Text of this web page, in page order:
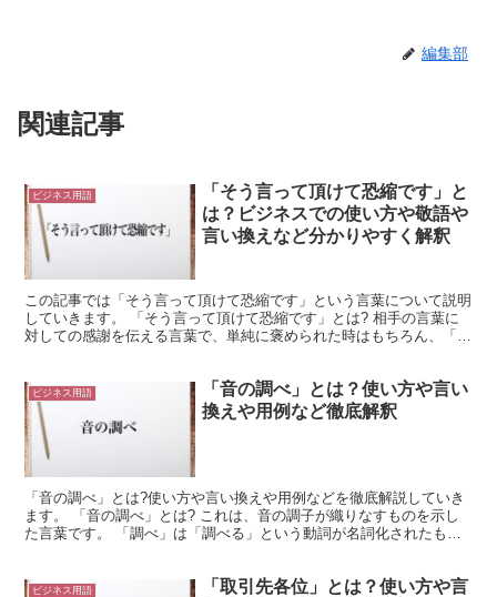
編集部
関連記事
ビジネス用語
「そう言って頂けて恐縮です」と
は？ビジネスでの使い方や敬語や
言い換えなど分かりやすく解釈
この記事では「そう言って頂けて恐縮です」という言葉について説明
していきます。 「そう言って頂けて恐縮です」とは? 相手の言葉に
対しての感謝を伝える言葉で、単純に褒められた時はもちろん、「試
ビジネス用語
「音の調べ」とは？使い方や言い
換えや用例など徹底解釈
「音の調べ」とは?使い方や言い換えや用例などを徹底解説していき
ます。 「音の調べ」とは? これは、音の調子が織りなすものを示し
た言葉です。 「調べ」は「調べる」という動詞が名詞化されたもの
ビジネス用語
「取引先各位」とは？使い方や言